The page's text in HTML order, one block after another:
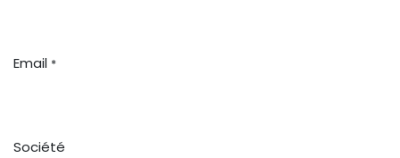
Email *
Société